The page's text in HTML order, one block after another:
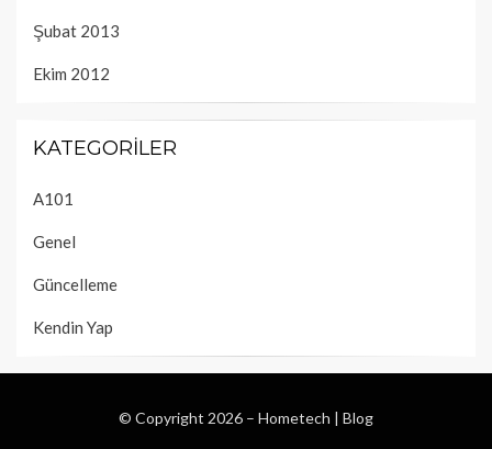
Şubat 2013
Ekim 2012
KATEGORILER
A101
Genel
Güncelleme
Kendin Yap
© Copyright 2026 – Hometech | Blog